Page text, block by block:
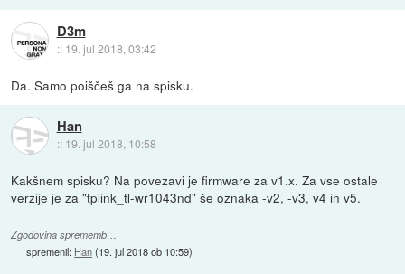
D3m
:: 19. jul 2018, 03:42
Da. Samo poiščeš ga na spisku.
Han
:: 19. jul 2018, 10:58
Kakšnem spisku? Na povezavi je firmware za v1.x. Za vse ostale
verzije je za "tplink_tl-wr1043nd" še oznaka -v2, -v3, v4 in v5.
Zgodovina sprememb…
spremenil: Han(19. jul 2018 ob 10:59)